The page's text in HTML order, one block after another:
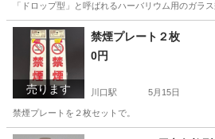
「ドロップ型」と呼ばれるハーバリウム用のガ
埼玉 川口市 川口駅 インテリア雑貨/
売ります
禁煙プレート２枚
0円
川口駅 5月15日
禁煙プレートを２枚セットで。